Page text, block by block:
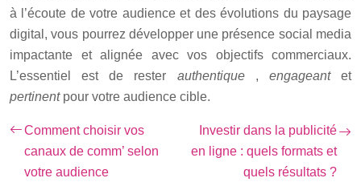
à l’écoute de votre audience et des évolutions du paysage
digital, vous pourrez développer une présence social media
impactante et alignée avec vos objectifs commerciaux.
L’essentiel est de rester authentique , engageantet
pertinent pour votre audience cible.
Comment choisir vos
canaux de comm’ selon
votre audience
Investir dans la publicité
en ligne : quels formats et
quels résultats ?